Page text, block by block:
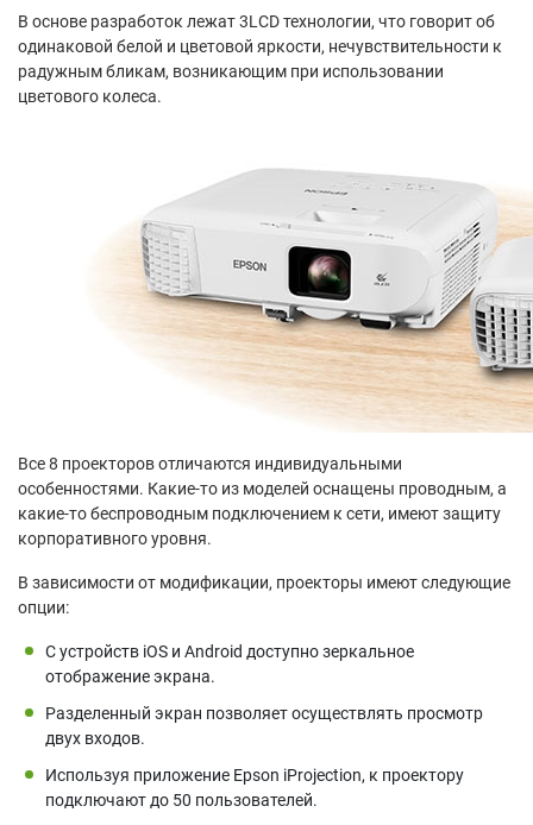
В основе разработок лежат 3LCD технологии, что говорит об
одинаковой белой и цветовой яркости, нечувствительности к
радужным бликам, возникающим при использовании
цветового колеса.
Все 8 проекторов отличаются индивидуальными
особенностями. Какие-то из моделей оснащены проводным, а
какие-то беспроводным подключением к сети, имеют защиту
корпоративного уровня.
В зависимости от модификации, проекторы имеют следующие
опции:
С устройств iOS и Android доступно зеркальное
отображение экрана.
Разделенный экран позволяет осуществлять просмотр
двух входов.
Используя приложение Epson iProjection, к проектору
подключают до 50 пользователей.